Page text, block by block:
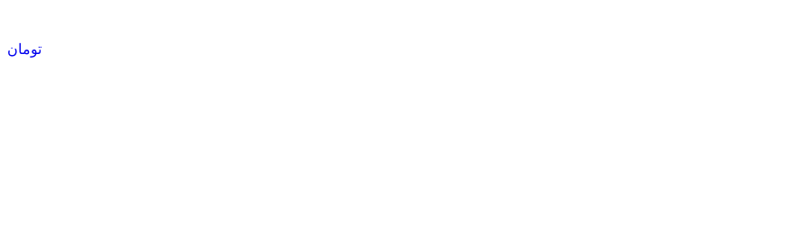
تومان